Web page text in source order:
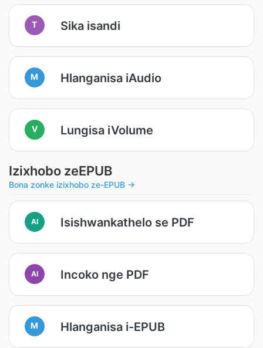
T Sika isandi
M Hlanganisa iAudio
V Lungisa iVolume
Izixhobo zeEPUB
Bona zonke izixhobo ze-EPUB →
AI Isishwankathelo se PDF
AI Incoko nge PDF
M Hlanganisa i-EPUB